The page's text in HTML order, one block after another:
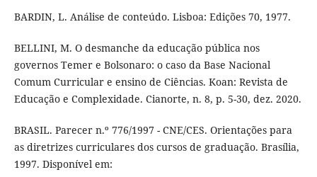
BARDIN, L. Análise de conteúdo. Lisboa: Edições 70, 1977.
BELLINI, M. O desmanche da educação pública nos
governos Temer e Bolsonaro: o caso da Base Nacional
Comum Curricular e ensino de Ciências. Koan: Revista de
Educação e Complexidade. Cianorte, n. 8, p. 5-30, dez. 2020.
BRASIL. Parecer n.º 776/1997 - CNE/CES. Orientações para
as diretrizes curriculares dos cursos de graduação. Brasília,
1997. Disponível em: